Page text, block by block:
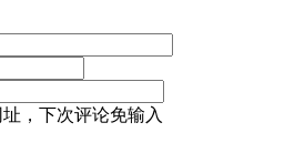
，下次评论免输入